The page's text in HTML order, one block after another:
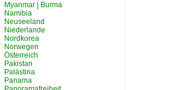
Myanmar | Burma
Namibia
Neuseeland
Niederlande
Nordkorea
Norwegen
Österreich
Pakistan
Palästina
Panama